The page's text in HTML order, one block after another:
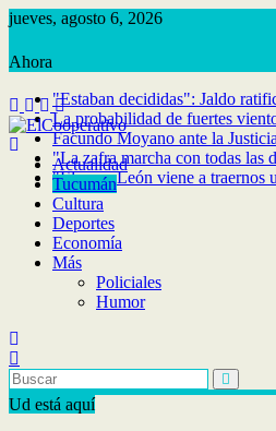
Saltar
contenido
jueves, agosto 6, 2026
"Estaban decididas": Jaldo
La probabilidad de fuertes
Facundo Moyano ante la
"La zafra marcha con todas las
"El papa León viene a traernos
Actualidad
Tucumán
Cultura
Deportes
Economía
Más
Policiales
Humor
Ud está aquí